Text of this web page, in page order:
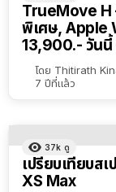
TrueMove H
พิเศษ, Apple
13,900.- วันนี้
โดย Thitirath
7 ปีที่แล้ว
37k ดู
เปรียบเทียบส
XS Max